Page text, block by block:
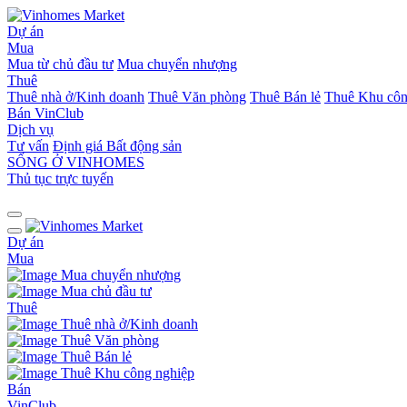
Dự án
Mua
Mua từ chủ đầu tư Mua chuyển nhượng
Thuê
Thuê nhà ở/Kinh doanh Thuê Văn phòng Thuê Bán lẻ Thuê Khu
Bán VinClub
Dịch vụ
Tư vấn Định giá Bất động sản
SỐNG Ở VINHOMES
Thủ tục trực tuyến
Dự án
Mua
Mua chuyển nhượng
Mua chủ đầu tư
Thuê
Thuê nhà ở/Kinh doanh
Thuê Văn phòng
Thuê Bán lẻ
Thuê Khu công nghiệp
Bán